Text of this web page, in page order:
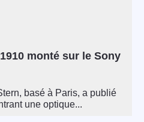
monté sur le Sony
basé à Paris, a publié
une optique...